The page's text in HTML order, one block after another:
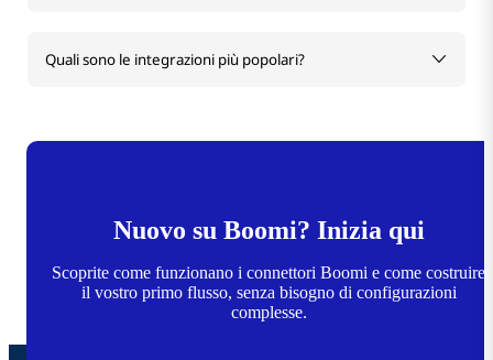
Quali sono le integrazioni più popolari?
Nuovo su Boomi? Inizia qui
Scoprite come funzionano i connettori Boomi e come costruire
il vostro primo flusso, senza bisogno di configurazioni
complesse.